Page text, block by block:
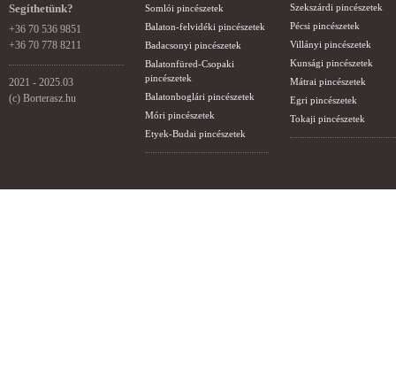
Segíthetünk?
+36 70 536 9851
+36 70 778 8211
2021 - 2025.03
(c) Borterasz.hu
Somlói pincészetek
Balaton-felvidéki pincészetek
Badacsonyi pincészetek
Balatonfüred-Csopaki
pincészetek
Balatonboglári pincészetek
Móri pincészetek
Etyek-Budai pincészetek
Szekszárdi pincészetek
Pécsi pincészetek
Villányi pincészetek
Kunsági pincészetek
Mátrai pincészetek
Egri pincészetek
Tokaji pincészetek